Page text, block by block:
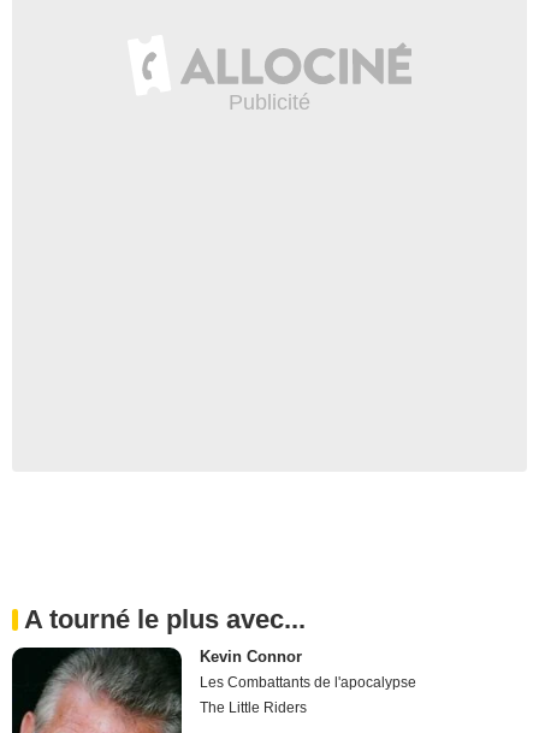
A tourné le plus avec...
Kevin Connor
Les Combattants de l'apocalypse
The Little Riders